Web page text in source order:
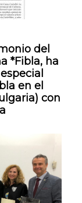
del
*Fibla, ha
en el
con